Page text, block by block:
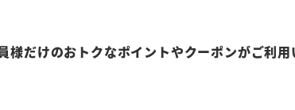
様だけのおトクなポイントやクーポンがご利用